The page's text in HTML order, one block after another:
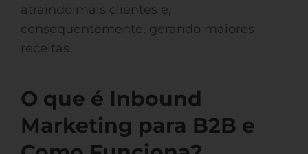
atraindo mais clientes e,
consequentemente, gerando maiores
receitas.
O que é Inbound
Marketing para B2B e